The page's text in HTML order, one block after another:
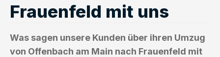
Frauenfeld mit uns
Was sagen unsere Kunden über ihren Umzug
von Offenbach am Main nach Frauenfeld mit